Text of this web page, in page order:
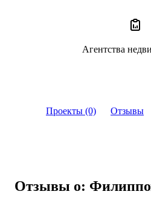
Проекты (0) Отзывы
Отзывы о:
Агентства